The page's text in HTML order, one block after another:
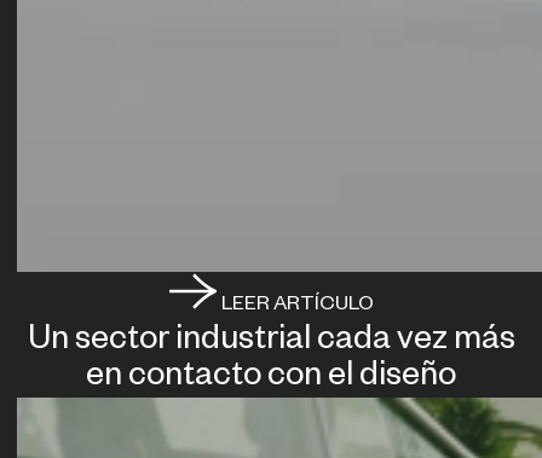
LEER ARTÍCULO
Un sector industrial cada vez más
en contacto con el diseño